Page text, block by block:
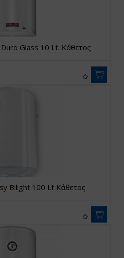
Glass 10 Lt. Κάθετος
Bilight 100 Lt Κάθετος